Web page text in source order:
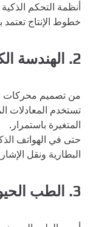
أنظمة التحكم
خطوط الإنتاج تعتمد
2. الهندسة
من تصميم محركات
تستخدم المعادلات
المتغيرة باستمرار.
حتى في الهواتف
البطارية ونقل
3. الطب